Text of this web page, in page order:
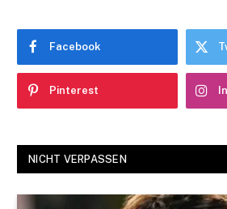
Facebook
Pinterest
NICHT VERPASSEN